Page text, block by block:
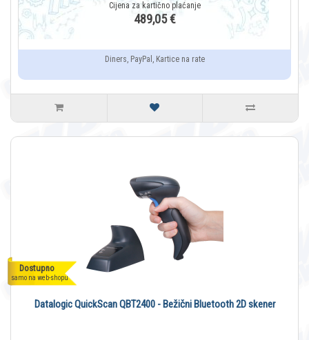
489,05 €
Diners, PayPal, Kartice na rate
Dostupno
samo na web-shopu
Datalogic QuickScan QBT2400 - Bežični Bluetooth 2D skener